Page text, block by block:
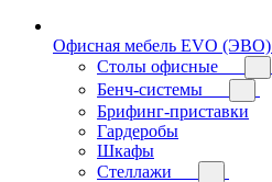
Офисная мебель EVO (ЭВО)
Cтолы офисные
Бенч-системы
Брифинг-приставки
Гардеробы
Шкафы
Стеллажи